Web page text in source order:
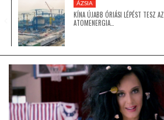
ÁZSIA
LATIN-AMERIKA
ÁZSIA
KÍNA ÚJABB ÓRIÁSI LÉPÉST TESZ AZ
ATOMENERGIA…